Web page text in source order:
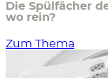
Die Spülfächer
wo rein?
Zum Thema